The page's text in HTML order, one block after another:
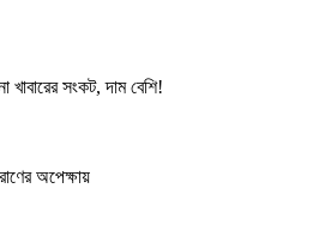
খাবারের সংকট, দাম বেশি!
অপেক্ষায়